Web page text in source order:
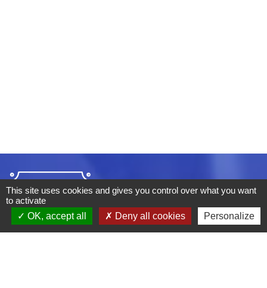
This site uses cookies and gives you control over what you want
to activate
OK, accept all
Deny all cookies Personalize